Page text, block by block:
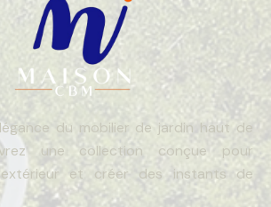
du mobilier de jardin haut de
une collection conçue pour
et créer des instants de